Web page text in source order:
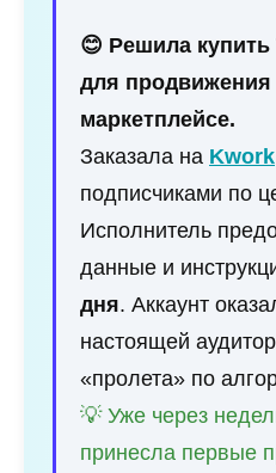
😊 Решила купить
для продвижения
маркетплейсе.
Заказала на Kwork
подписчиками по
Исполнитель
данные и
дня. Аккаунт
настоящей
«пролета» по
💡 Уже через
принесла первые